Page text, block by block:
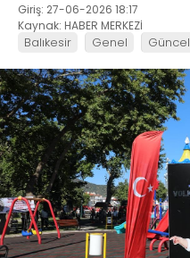
Giriş: 27-06-2026 18:17
Kaynak: HABER MERKEZİ
Balıkesir Genel Güncel